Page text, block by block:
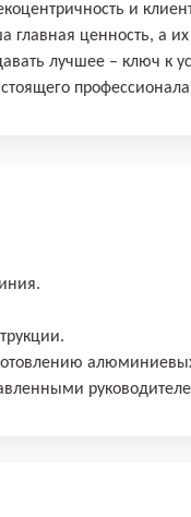
и
ценность, а
лучшее – ключ к